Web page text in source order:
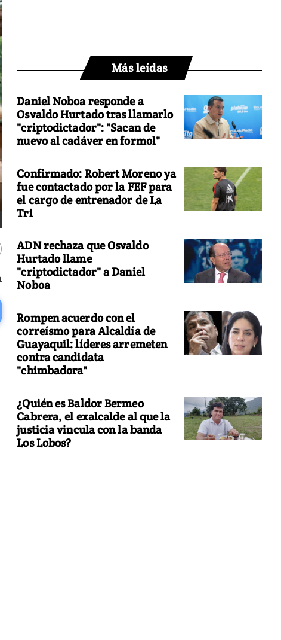
Más leídas
Daniel Noboa responde a
Osvaldo Hurtado tras llamarlo
"criptodictador": "Sacan de
nuevo al cadáver en formol"
Confirmado: Robert Moreno ya
fue contactado por la FEF para
el cargo de entrenador de La
Tri
ADN rechaza que Osvaldo
Hurtado llame
"criptodictador" a Daniel
Noboa
Rompen acuerdo con el
correísmo para Alcaldía de
Guayaquil: líderes arremeten
contra candidata
"chimbadora"
¿Quién es Baldor Bermeo
Cabrera, el exalcalde al que la
justicia vincula con la banda
Los Lobos?